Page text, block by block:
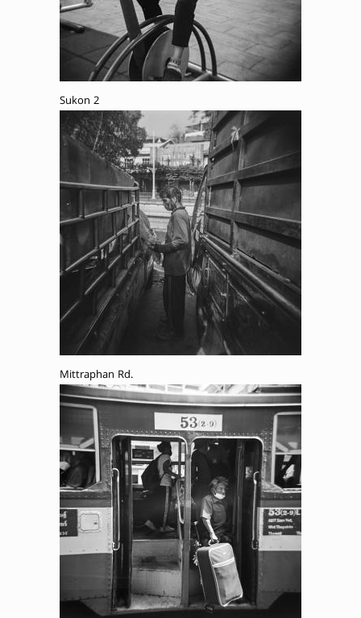
Sukon 2
Mittraphan Rd.